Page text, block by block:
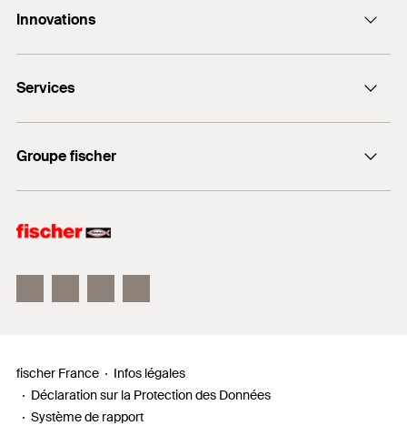
12 Rue Livio - BP 10182
67022 Strasbourg Cedex 1
Innovations
FIS V Plus
FIS V Zero
Services
Documents à télécharger
Trouver des revendeurs
Groupe fischer
fischertechnik
fischer France
Infos légales
Déclaration sur la Protection des Données
Système de rapport